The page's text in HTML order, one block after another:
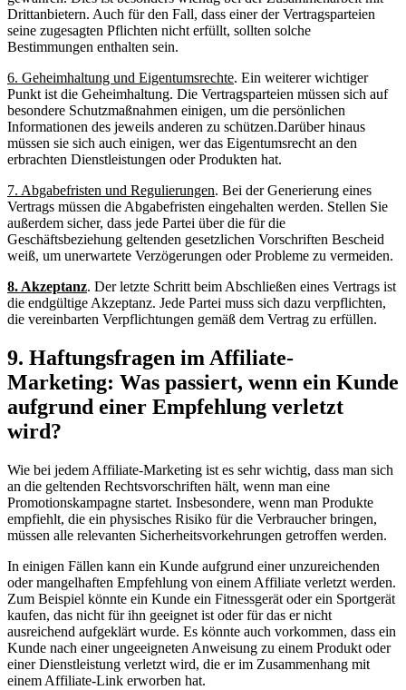
Drittanbietern.‌ Auch für‌ den Fall, dass einer der Vertragsparteien
seine zugesagten Pflichten nicht erfüllt, sollten solche⁤
Bestimmungen enthalten sein.
6. Geheimhaltung und Eigentumsrechte. Ein ‌weiterer wichtiger
Punkt ist die Geheimhaltung.⁤ Die ⁢Vertragsparteien müssen sich auf
besondere Schutzmaßnahmen ⁣einigen, um die persönlichen‌
Informationen des jeweils anderen zu schützen.Darüber hinaus
müssen sie sich auch ⁣einigen, wer das Eigentumsrecht an den
erbrachten Dienstleistungen oder ⁢Produkten hat.
7. Abgabefristen und Regulierungen. ⁣Bei der Generierung eines
Vertrags ⁤müssen die ⁤Abgabefristen⁣ eingehalten werden. Stellen‌ Sie
außerdem sicher, dass jede Partei über ‍die für die
Geschäftsbeziehung geltenden gesetzlichen​ Vorschriften Bescheid
weiß, um unerwartete Verzögerungen ⁤oder Probleme zu‍ vermeiden.‍
8. Akzeptanz. Der letzte ⁣Schritt beim Abschließen eines Vertrags ist
die endgültige Akzeptanz. Jede Partei muss sich dazu verpflichten,
die vereinbarten Verpflichtungen gemäß dem Vertrag zu ‌erfüllen.
9. Haftungsfragen‍ im Affiliate-
Marketing:​ Was⁤ passiert, wenn ein Kunde‍
aufgrund einer Empfehlung ⁤verletzt
wird?
Wie ⁣bei jedem⁣ Affiliate-Marketing⁢ ist es​ sehr wichtig, dass man ⁤sich
an die geltenden Rechtsvorschriften hält, wenn man eine
Promotionskampagne startet. ⁢Insbesondere,​ wenn⁣ man Produkte
empfiehlt, die ein physisches Risiko für​ die Verbraucher bringen,
müssen⁣ alle relevanten Sicherheitsvorkehrungen getroffen werden.
In einigen Fällen kann ein ⁣Kunde aufgrund einer⁣ unzureichenden‌
oder mangelhaften ⁤Empfehlung von​ einem Affiliate‍ verletzt werden.
Zum Beispiel könnte ⁣ein⁣ Kunde ein Fitnessgerät oder ein Sportgerät
kaufen, das nicht für​ ihn geeignet ist oder ​für das er ‍nicht
ausreichend aufgeklärt‌ wurde. Es könnte auch vorkommen, dass ein
Kunde nach einer ungeeigneten ​Anweisung zu einem ⁤Produkt⁢ oder
einer Dienstleistung ‍verletzt wird, die er im Zusammenhang mit
einem‌ Affiliate-Link ⁢erworben hat.